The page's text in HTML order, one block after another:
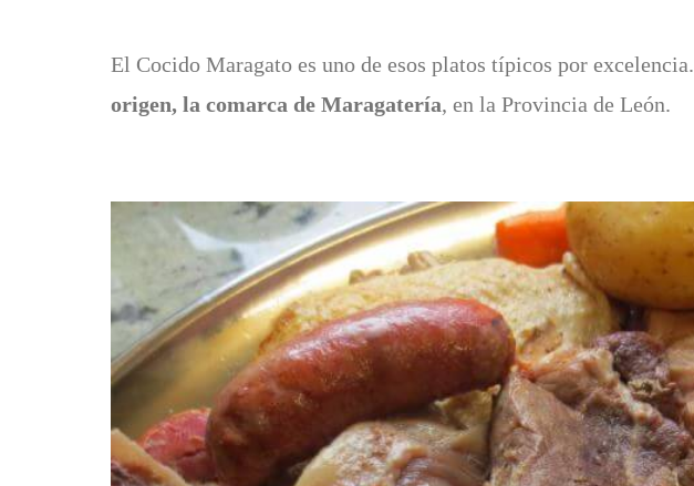
El Cocido Maragato es uno de esos platos típicos por excelencia.
origen, la comarca de Maragatería, en la Provincia de León.